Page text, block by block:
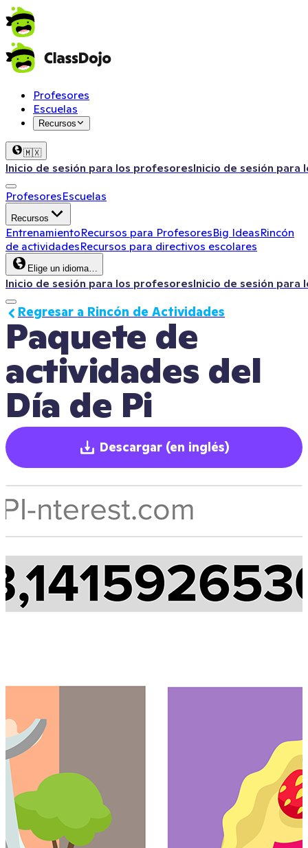
Profesores
Escuelas
Recursos
🇲🇽
Inicio de sesión para los profesoresInicio de sesión para
ProfesoresEscuelas
Recursos
EntrenamientoRecursos para ProfesoresBig IdeasRincón
de actividadesRecursos para directivos escolares
Elige un idioma…
Inicio de sesión para los profesoresInicio de sesión para
Paquete de
actividades del
Día de Pi
Regresar a Rincón de Actividades
Descargar (en inglés)